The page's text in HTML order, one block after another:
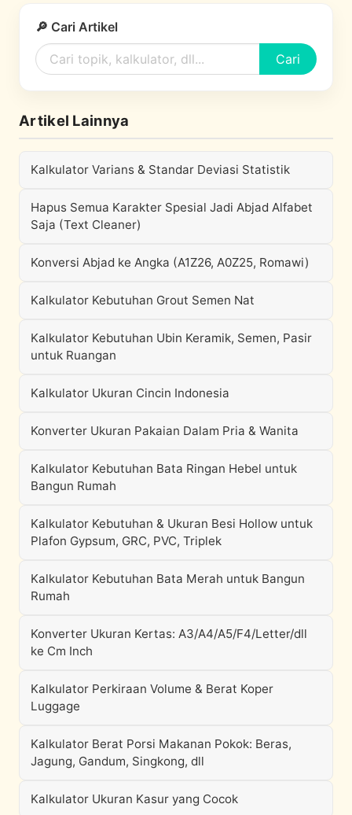
🔎 Cari Artikel
Cari
Artikel Lainnya
Kalkulator Varians & Standar Deviasi Statistik
Hapus Semua Karakter Spesial Jadi Abjad Alfabet
Saja (Text Cleaner)
Konversi Abjad ke Angka (A1Z26, A0Z25, Romawi)
Kalkulator Kebutuhan Grout Semen Nat
Kalkulator Kebutuhan Ubin Keramik, Semen, Pasir
untuk Ruangan
Kalkulator Ukuran Cincin Indonesia
Konverter Ukuran Pakaian Dalam Pria & Wanita
Kalkulator Kebutuhan Bata Ringan Hebel untuk
Bangun Rumah
Kalkulator Kebutuhan & Ukuran Besi Hollow untuk
Plafon Gypsum, GRC, PVC, Triplek
Kalkulator Kebutuhan Bata Merah untuk Bangun
Rumah
Konverter Ukuran Kertas: A3/A4/A5/F4/Letter/dll
ke Cm Inch
Kalkulator Perkiraan Volume & Berat Koper
Luggage
Kalkulator Berat Porsi Makanan Pokok: Beras,
Jagung, Gandum, Singkong, dll
Kalkulator Ukuran Kasur yang Cocok